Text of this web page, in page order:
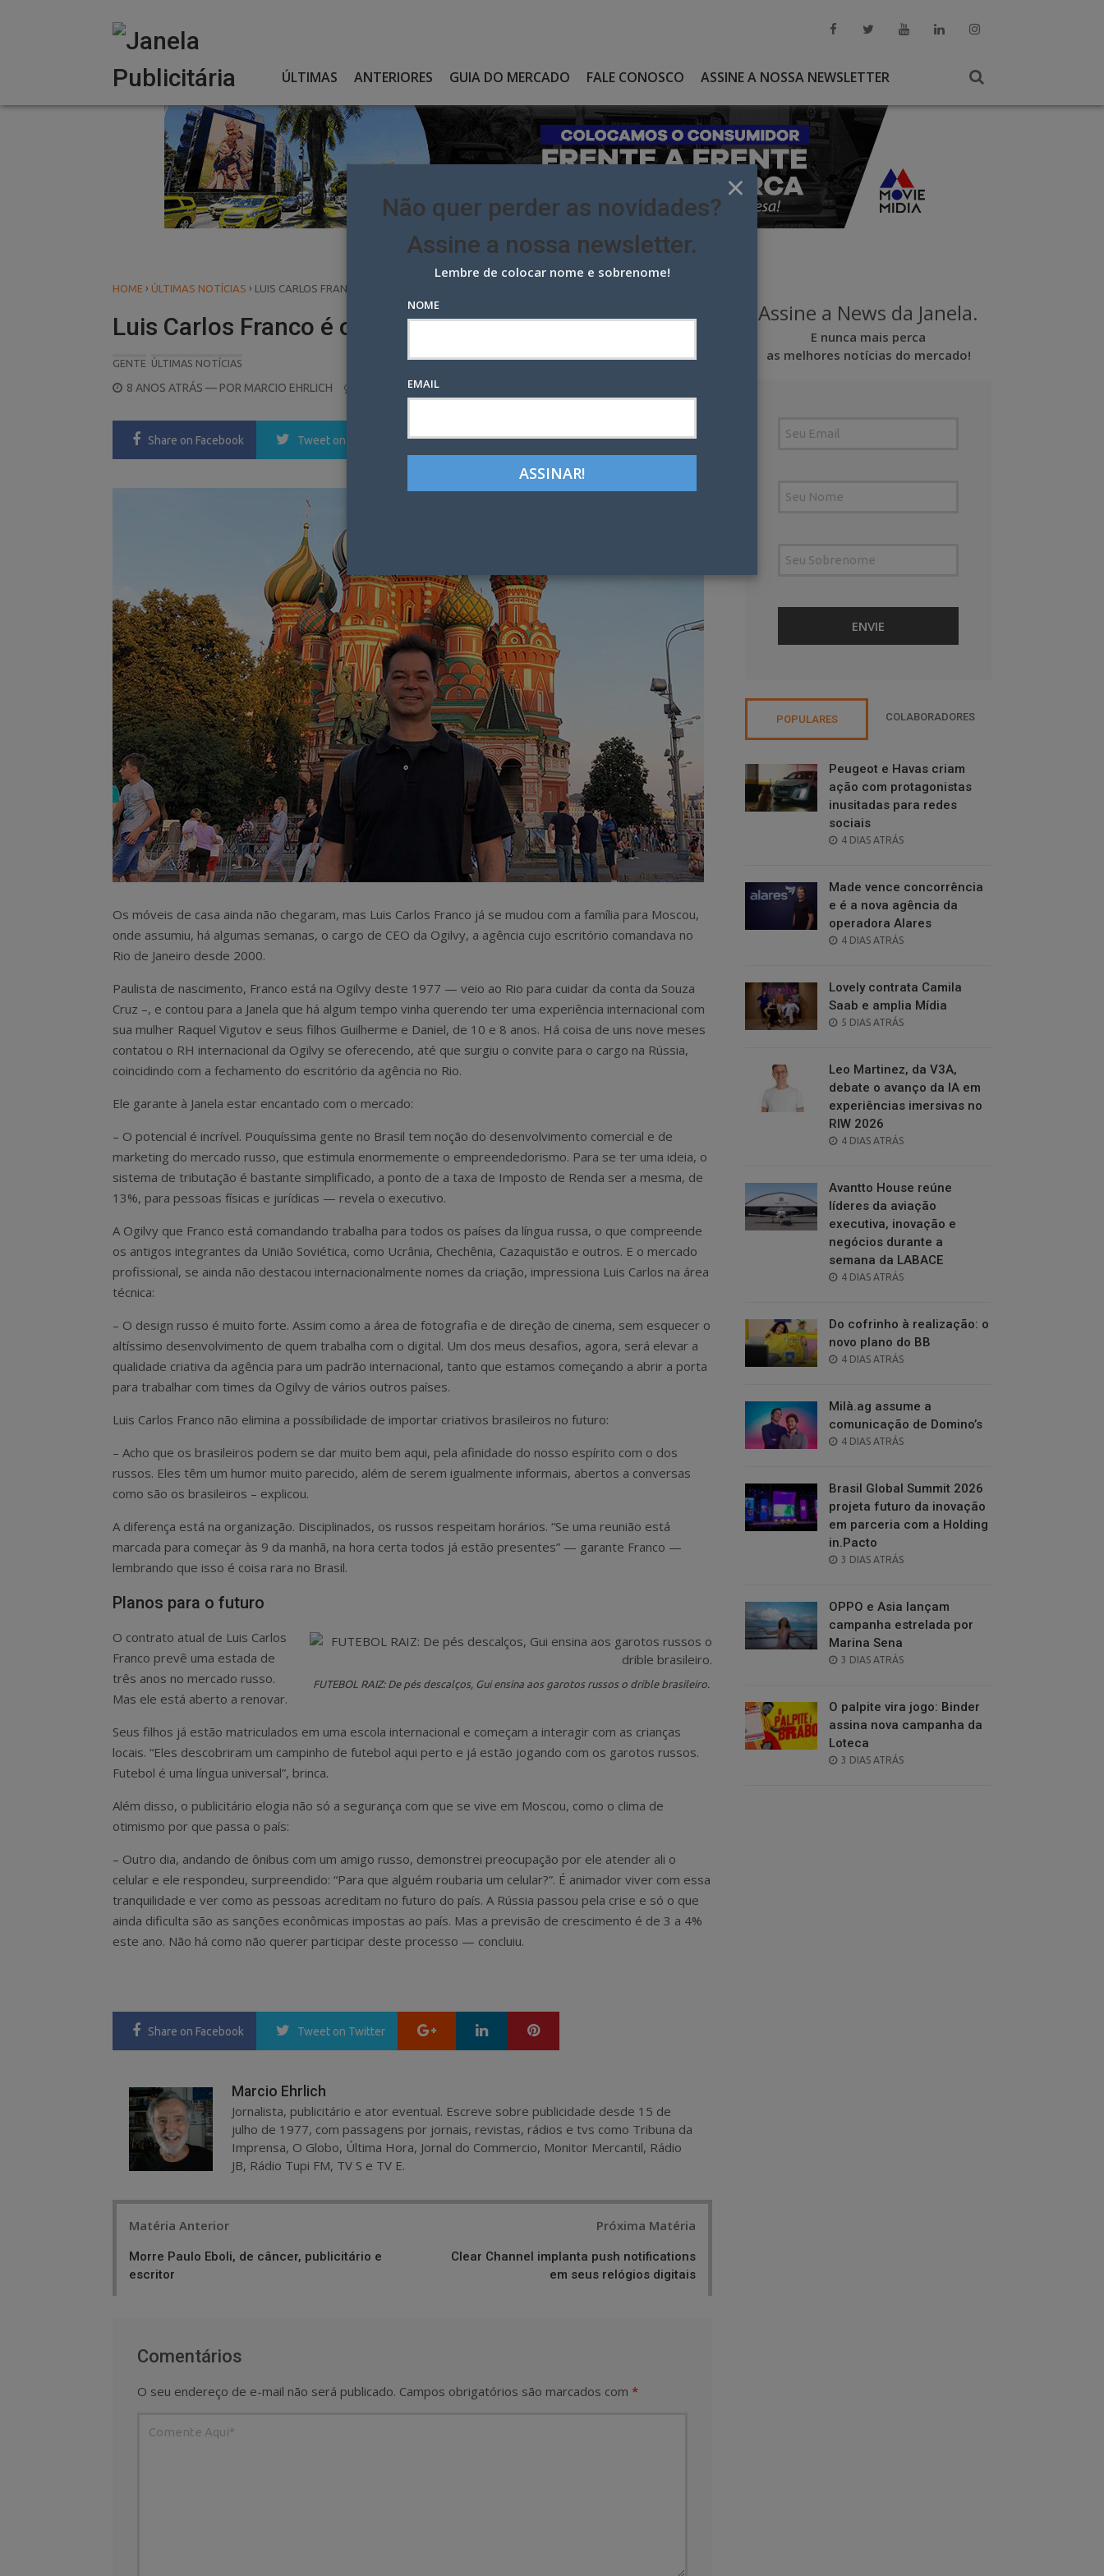
ÚLTIMAS ANTERIORES GUIA DO MERCADO FALE CONOSCO ASSINE A NOSSA NEWSLETTER
HOME › ÚLTIMAS NOTÍCIAS › LUIS CARLOS FRANCO É O NOVO CEO DA OGILVY NA RÚSSIA
Luis Carlos Franco é o novo CEO da Ogilvy na Rússia
GENTE ÚLTIMAS NOTÍCIAS
POSTED
8 ANOS ATRÁS — POR MARCIO EHRLICH
Share on Facebook Tweet on Twitter Google+ LinkedIn Pinterest
Os móveis de casa ainda não chegaram, mas Luis Carlos Franco já se mudou com a família para Moscou,
onde assumiu, há algumas semanas, o cargo de CEO da Ogilvy, a agência cujo escritório comandava no
Rio de Janeiro desde 2000.
Paulista de nascimento, Franco está na Ogilvy deste 1977 — veio ao Rio para cuidar da conta da Souza
Cruz –, e contou para a Janela que há algum tempo vinha querendo ter uma experiência internacional com
sua mulher Raquel Vigutov e seus filhos Guilherme e Daniel, de 10 e 8 anos. Há coisa de uns nove meses
contatou o RH internacional da Ogilvy se oferecendo, até que surgiu o convite para o cargo na Rússia,
coincidindo com a fechamento do escritório da agência no Rio.
Ele garante à Janela estar encantado com o mercado:
– O potencial é incrível. Pouquíssima gente no Brasil tem noção do desenvolvimento comercial e de
marketing do mercado russo, que estimula enormemente o empreendedorismo. Para se ter uma ideia, o
sistema de tributação é bastante simplificado, a ponto de a taxa de Imposto de Renda ser a mesma, de
13%, para pessoas físicas e jurídicas — revela o executivo.
A Ogilvy que Franco está comandando trabalha para todos os países da língua russa, o que compreende
os antigos integrantes da União Soviética, como Ucrânia, Chechênia, Cazaquistão e outros. E o mercado
profissional, se ainda não destacou internacionalmente nomes da criação, impressiona Luis Carlos na área
técnica:
– O design russo é muito forte. Assim como a área de fotografia e de direção de cinema, sem esquecer o
altíssimo desenvolvimento de quem trabalha com o digital. Um dos meus desafios, agora, será elevar a
qualidade criativa da agência para um padrão internacional, tanto que estamos começando a abrir a porta
para trabalhar com times da Ogilvy de vários outros países.
Luis Carlos Franco não elimina a possibilidade de importar criativos brasileiros no futuro:
– Acho que os brasileiros podem se dar muito bem aqui, pela afinidade do nosso espírito com o dos
russos. Eles têm um humor muito parecido, além de serem igualmente informais, abertos a conversas
como são os brasileiros – explicou.
A diferença está na organização. Disciplinados, os russos respeitam horários. “Se uma reunião está
marcada para começar às 9 da manhã, na hora certa todos já estão presentes” — garante Franco —
lembrando que isso é coisa rara no Brasil.
Planos para o futuro
FUTEBOL RAIZ: De pés descalços, Gui ensina aos garotos russos o drible brasileiro.
O contrato atual de Luis Carlos
Franco prevê uma estada de
três anos no mercado russo.
Mas ele está aberto a renovar.
Seus filhos já estão matriculados em uma escola internacional e começam a interagir com as crianças
locais. “Eles descobriram um campinho de futebol aqui perto e já estão jogando com os garotos russos.
Futebol é uma língua universal”, brinca.
Além disso, o publicitário elogia não só a segurança com que se vive em Moscou, como o clima de
otimismo por que passa o país:
– Outro dia, andando de ônibus com um amigo russo, demonstrei preocupação por ele atender ali o
celular e ele respondeu, surpreendido: “Para que alguém roubaria um celular?”. É animador viver com essa
tranquilidade e ver como as pessoas acreditam no futuro do país. A Rússia passou pela crise e só o que
ainda dificulta são as sanções econômicas impostas ao país. Mas a previsão de crescimento é de 3 a 4%
este ano. Não há como não querer participar deste processo — concluiu.
Share on Facebook Tweet on Twitter Google+ LinkedIn
Marcio Ehrlich
Jornalista, publicitário e ator eventual. Escreve sobre publicidade desde 15 de
julho de 1977, com passagens por jornais, revistas, rádios e tvs como Tribuna da
Imprensa, O Globo, Última Hora, Jornal do Commercio, Monitor Mercantil, Rádio
JB, Rádio Tupi FM, TV S e TV E.
Matéria Anterior
Morre Paulo Eboli, de câncer, publicitário e
escritor
Próxima Matéria
Clear Channel implanta push notifications
em seus relógios digitais
Comentários
O seu endereço de e-mail não será publicado. Campos obrigatórios são marcados com *
Assine a News da Janela.
E nunca mais perca
as melhores notícias do mercado!
POPULARES COLABORADORES
Peugeot e Havas criam
ação com protagonistas
inusitadas para redes
sociais
POSTED
4 DIAS ATRÁS
Made vence concorrência
e é a nova agência da
operadora Alares
POSTED
4 DIAS ATRÁS
Lovely contrata Camila
Saab e amplia Mídia
POSTED
5 DIAS ATRÁS
Leo Martinez, da V3A,
debate o avanço da IA em
experiências imersivas no
RIW 2026
POSTED
4 DIAS ATRÁS
Avantto House reúne
líderes da aviação
executiva, inovação e
negócios durante a
semana da LABACE
POSTED
4 DIAS ATRÁS
Do cofrinho à realização: o
novo plano do BB
POSTED
4 DIAS ATRÁS
Milà.ag assume a
comunicação de Domino’s
POSTED
4 DIAS ATRÁS
Brasil Global Summit 2026
projeta futuro da inovação
em parceria com a Holding
in.Pacto
POSTED
3 DIAS ATRÁS
OPPO e Asia lançam
campanha estrelada por
Marina Sena
POSTED
3 DIAS ATRÁS
O palpite vira jogo: Binder
assina nova campanha da
Loteca
POSTED
3 DIAS ATRÁS
×
Não quer perder as novidades?
Assine a nossa newsletter.
Lembre de colocar nome e sobrenome!
NOME
EMAIL